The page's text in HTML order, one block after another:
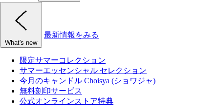
What's new
最新情報をみる
限定サマーコレクション
サマーエッセンシャル セレクション
今月のキャンドル Choisya (ショワジャ)
無料刻印サービス
公式オンラインストア特典